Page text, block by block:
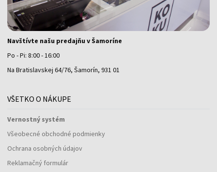
Navštívte našu predajňu v Šamoríne
Po - Pi: 8:00 - 16:00
Na Bratislavskej 64/76, Šamorín, 931 01
VŠETKO O NÁKUPE
Vernostný systém
Všeobecné obchodné podmienky
Ochrana osobných údajov
Reklamačný formulár